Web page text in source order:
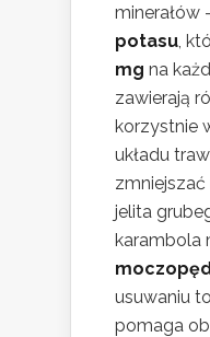
minerałów
potasu ,
mg na
zawierają
korzystnie
układu
jelita
karambola
usuwaniu
pomaga